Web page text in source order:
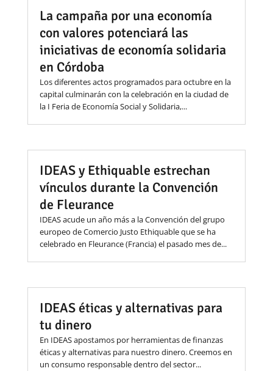
La campaña por una economía
con valores potenciará las
iniciativas de economía solidaria
en Córdoba
Los diferentes actos programados para octubre en la
capital culminarán con la celebración en la ciudad de
la I Feria de Economía Social y Solidaria,...
IDEAS y Ethiquable estrechan
vínculos durante la Convención
de Fleurance
IDEAS acude un año más a la Convención del grupo
europeo de Comercio Justo Ethiquable que se ha
celebrado en Fleurance (Francia) el pasado mes de...
IDEAS éticas y alternativas para
tu dinero
En IDEAS apostamos por herramientas de finanzas
éticas y alternativas para nuestro dinero. Creemos en
un consumo responsable dentro del sector...